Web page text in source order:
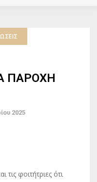
ΠΑΡΟΧΗ
2025
τις φοιτήτριες ότι